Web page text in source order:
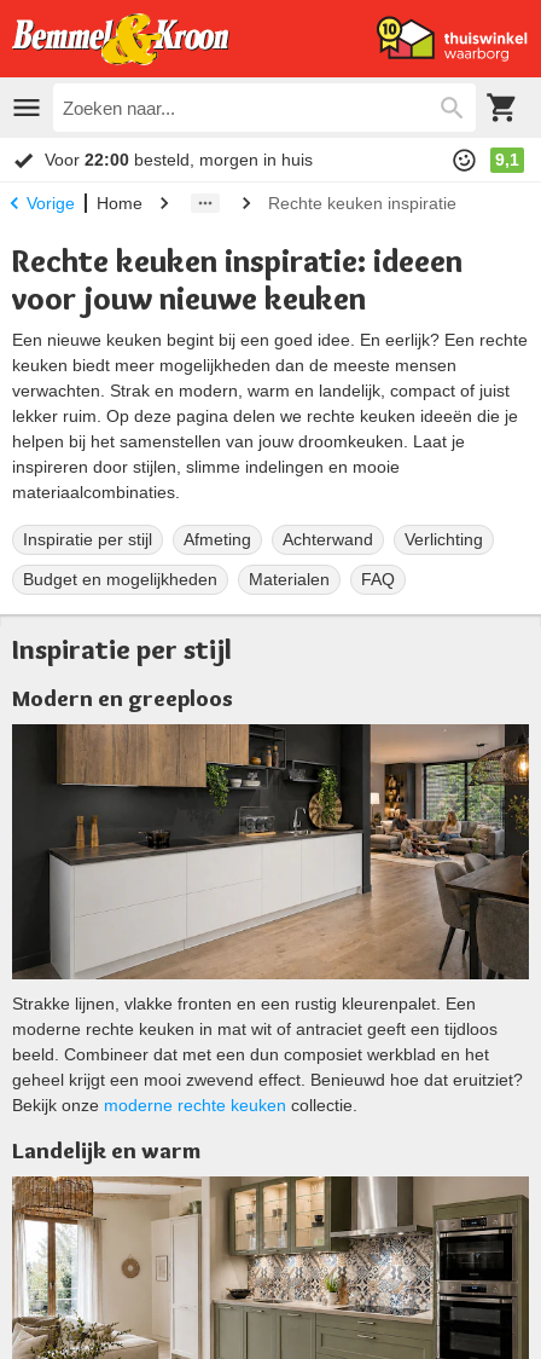
Voor 22:00 besteld, morgen in huis 9,1
Vorige Home Rechte keuken inspiratie
Rechte keuken inspiratie: ideeen
voor jouw nieuwe keuken
Een nieuwe keuken begint bij een goed idee. En eerlijk? Een rechte
keuken biedt meer mogelijkheden dan de meeste mensen
verwachten. Strak en modern, warm en landelijk, compact of juist
lekker ruim. Op deze pagina delen we rechte keuken ideeën die je
helpen bij het samenstellen van jouw droomkeuken. Laat je
inspireren door stijlen, slimme indelingen en mooie
materiaalcombinaties.
Inspiratie per stijl Afmeting Achterwand Verlichting
Budget en mogelijkheden Materialen FAQ
Inspiratie per stijl
Modern en greeploos
Strakke lijnen, vlakke fronten en een rustig kleurenpalet. Een
moderne rechte keuken in mat wit of antraciet geeft een tijdloos
beeld. Combineer dat met een dun composiet werkblad en het
geheel krijgt een mooi zwevend effect. Benieuwd hoe dat eruitziet?
Bekijk onze moderne rechte keuken collectie.
Landelijk en warm